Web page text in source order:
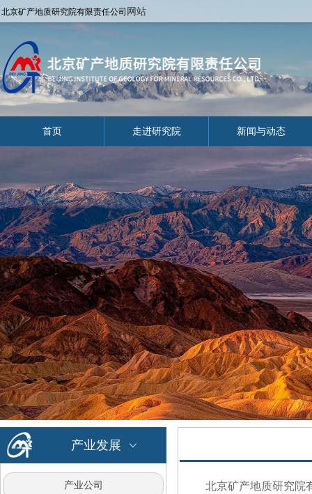
北京矿产地质研究院有限责任公司网站
首页 走进研究院 新闻与动态
产业发展 ꀁ
产业公司
北京矿产地质研究院